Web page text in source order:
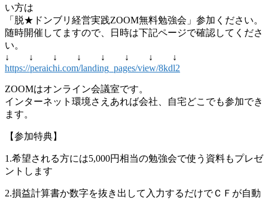
い方は
「脱★ドンブリ経営実践ZOOM無料勉強会」参加ください。
随時開催してますので、日時は下記ページで確認してくださ
い。
↓ ↓ ↓ ↓ ↓ ↓ ↓ ↓
https://peraichi.com/landing_pages/view/8kdl2
ZOOMはオンライン会議室です。
インターネット環境さえあれば会社、自宅どこでも参加でき
ます。
【参加特典】
1.希望される方には5,000円相当の勉強会で使う資料もプレゼ
ントします
2.損益計算書か数字を抜き出して入力するだけでＣＦが自動